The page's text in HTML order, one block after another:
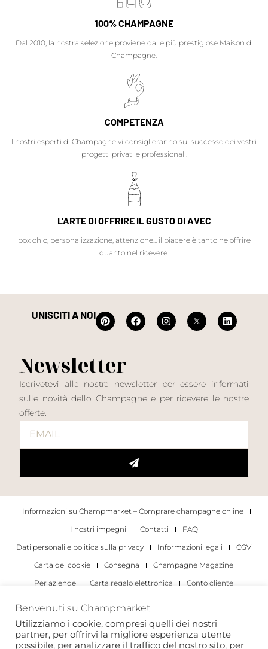
100% CHAMPAGNE
Dal 2010, la nostra selezione proviene dalle più prestigiose Maison di
Champagne.
COMPETENZA
I nostri esperti di Champagne vi consiglieranno sul successo dei vostri
progetti privati e professionali.
L'ARTE DI OFFRIRE IL GUSTO DI AVEC
box chic, personalizzazione, attenzione... il piacere è tanto neloffrire
quanto nel ricevere.
UNISCITI A NOI
Newsletter
Iscrivetevi alla nostra newsletter per essere informati
sulle novità dello Champagne e per ricevere le nostre
offerte.
Informazioni su Champmarket – Comprare champagne online
I nostri impegni
Contatti
FAQ
Dati personali e politica sulla privacy
Informazioni legali
CGV
Carta dei cookie
Consegna
Champagne Magazine
Per aziende
Carta regalo elettronica
Conto cliente
Per gli individui
Per le aziende
Copyright 2022 © tutti i diritti riservati. Champmarket.
Benvenuti su Champmarket
Utilizziamo i cookie, compresi quelli dei nostri
partner, per offrirvi la migliore esperienza utente
possibile, per analizzare il traffico del nostro sito, per